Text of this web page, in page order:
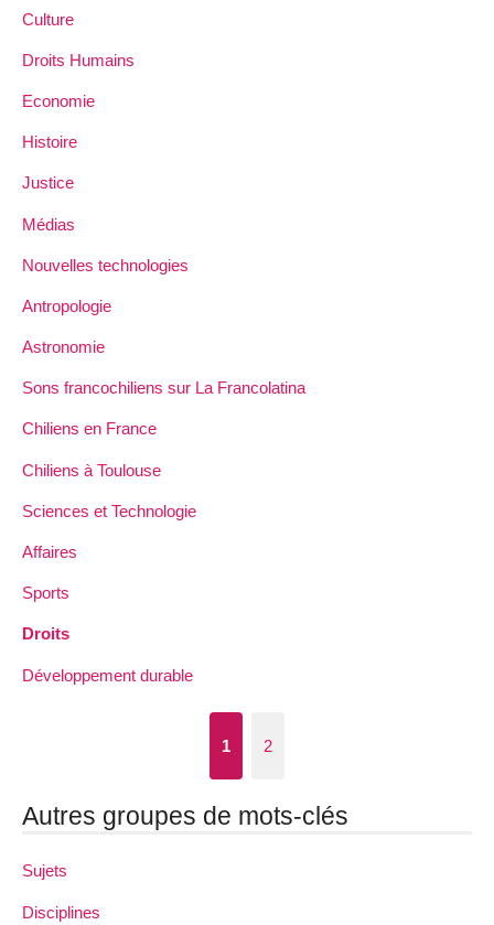
Culture
Droits Humains
Economie
Histoire
Justice
Médias
Nouvelles technologies
Antropologie
Astronomie
Sons francochiliens sur La Francolatina
Chiliens en France
Chiliens à Toulouse
Sciences et Technologie
Affaires
Sports
Droits
Développement durable
1 2
Autres groupes de mots-clés
Sujets
Disciplines